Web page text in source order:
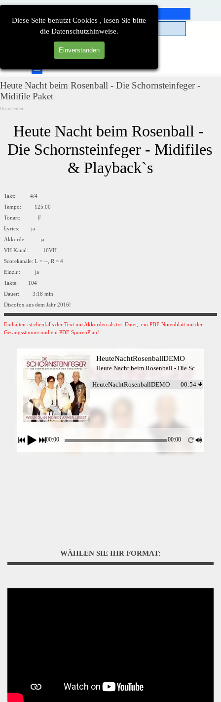
Diese Seite benutzt Cookies , lesen Sie bitte
die Datenschutzhinweise.
Einverstanden
Direkt zum Seiteninhalt
Menü überspringen
Heute Nacht beim Rosenball - Die Schornsteinfeger -
Midifile Paket
Detailseiten
Heute Nacht beim Rosenball -
Die Schornsteinfeger - Midifiles
& Playback`s
Takt: 4/4
Tempo: 125.00
Tonart: F
Lyrics: ja
Akkorde: ja
VH Kanal: 16VH
Scorekanäle: L = --, R = 4
Einzlr.: ja
Takte: 104
Dauer: 3:18 min
Discofox aus dem Jahr 2016!
Enthalten ist ebenfalls der Text mit Akkorden als txt. Datei, ein PDF-Notenblatt mit der
Gesangsstimme und ein PDF-SpurenPlan!
HeuteNachtRosenballDEMO
Heute Nacht beim Rosenball - Die Schornsteinfeger
HeuteNachtRosenballDEMO 00:54
00:00 00:00
WÄHLEN SIE IHR FORMAT: